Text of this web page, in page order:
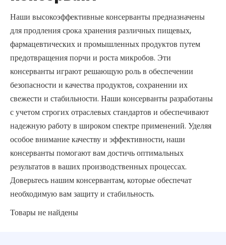
Наши высокоэффективные консерванты предназначены
для продления срока хранения различных пищевых,
фармацевтических и промышленных продуктов путем
предотвращения порчи и роста микробов. Эти
консерванты играют решающую роль в обеспечении
безопасности и качества продуктов, сохранении их
свежести и стабильности. Наши консерванты разработаны
с учетом строгих отраслевых стандартов и обеспечивают
надежную работу в широком спектре применений. Уделяя
особое внимание качеству и эффективности, наши
консерванты помогают вам достичь оптимальных
результатов в ваших производственных процессах.
Доверьтесь нашим консервантам, которые обеспечат
необходимую вам защиту и стабильность.
Товары не найдены